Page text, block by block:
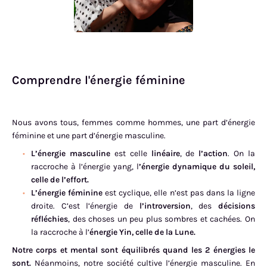
Comprendre l'énergie féminine
Nous avons tous, femmes comme hommes, une part d’énergie
féminine et une part d’énergie masculine.
L’énergie masculineest celle linéaire, de l’action. On la
raccroche à l’énergie yang, l’énergie dynamique du soleil,
celle de l’effort.
L’énergie féminine est cyclique, elle n’est pas dans la ligne
droite. C’est l’énergie de l’introversion, desdécisions
réfléchies, des choses un peu plus sombres et cachées. On
la raccroche à l’énergie Yin, celle de la Lune.
Notre corps et mental sont équilibrés quand les 2 énergies le
sont. Néanmoins, notre société cultive l’énergie masculine. En